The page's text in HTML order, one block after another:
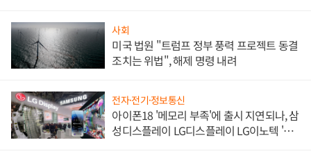
사회
미국 법원 "트럼프 정부 풍력 프로젝트 동결
조치는 위법", 해제 명령 내려
전자·전기·정보통신
아이폰18 '메모리 부족'에 출시 지연되나, 삼
성디스플레이 LG디스플레이 LG이노텍 '탈